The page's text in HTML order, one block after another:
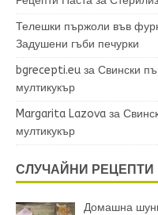
Телешки пържоли във
Задушени гъби печурки
bgrecepti.eu за Свински
мултикукър
Margarita Lazova за
мултикукър
СЛУЧАЙНИ РЕЦЕПТИ
Домашна